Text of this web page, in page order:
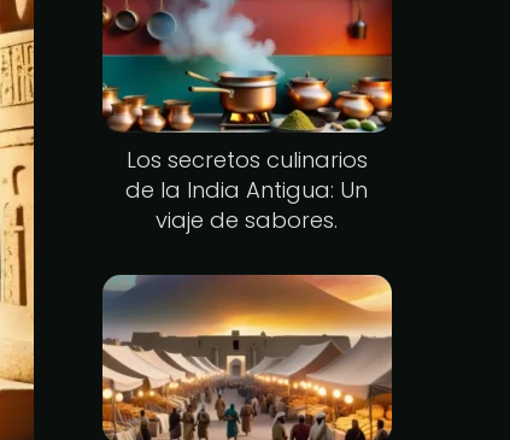
Los secretos culinarios
de la India Antigua: Un
viaje de sabores.